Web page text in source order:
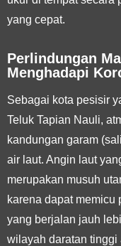
yang cepat.
Perlindungan
Menghadapi
Sebagai kota pesisir
Teluk Tapian Nauli,
kandungan garam
air laut. Angin laut
merupakan musuh
karena dapat memicu
yang berjalan jauh
wilayah daratan tinggi